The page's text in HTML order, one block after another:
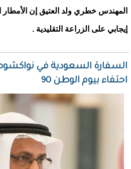
المهندس خطري ولد العتيق إن الأمطار
إيجابي على الزراعة التقليدية .
السفارة السعودية في
احتفاء بيوم الوطن 90